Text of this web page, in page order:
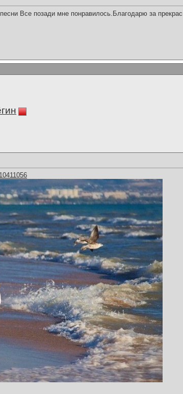
Все позади мне понравилось.Благодарю за